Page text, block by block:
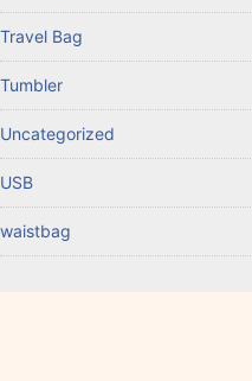
Travel Bag
Tumbler
Uncategorized
USB
waistbag